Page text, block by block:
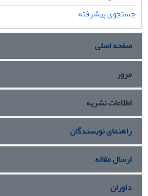
جستجوی پیشرفته
صفحه اصلی
مرور
اطلاعات نشریه
راهنمای نویسندگان
ارسال مقاله
داوران